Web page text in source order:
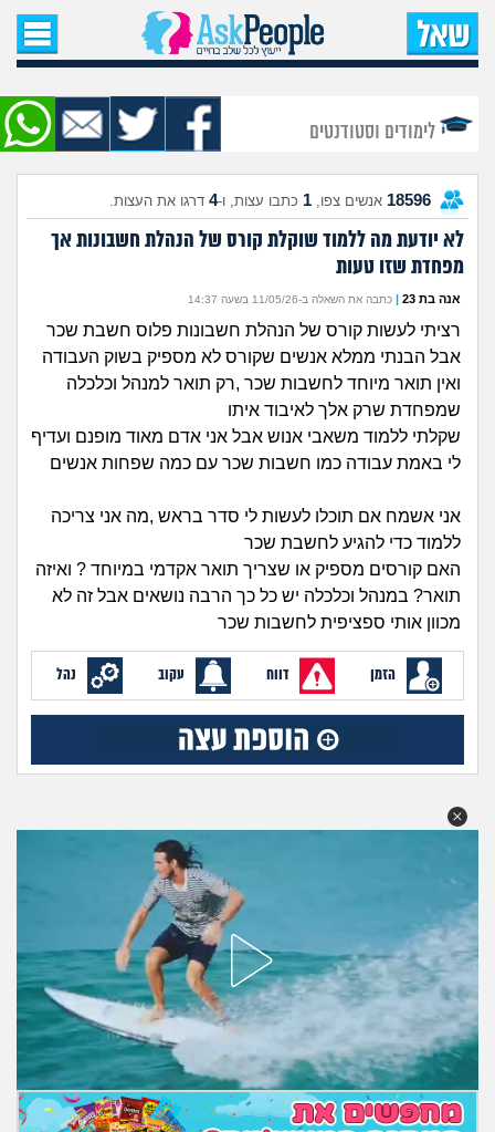
עמוד הבית
שאל שאלה
שאלות חדשות
שאלות שעוררו עניין
מה קורה כאן?
מתחם הטיפים
מדורים
הורות ומשפחה
מתבגרים
מהבקו"ם... ועד מתי?!
לימודים וסטודנטים
עבודה וקריירה
חברים ואנשים
בית, שכנים ושותפים
מה שעובר עליי
שומרים על הגוף
פיננסי וכלכלה
התחברות
לימודים וסטודנטים
18596 אנשים צפו, 1 כתבו עצות, ו-4 דרגו את העצות.
לא יודעת מה ללמוד שוקלת קורס של הנהלת חשבונות אך
מפחדת שזו טעות
אנה בת 23 | כתבה את השאלה ב-11/05/26 בשעה 14:37
רציתי לעשות קורס של הנהלת חשבונות פלוס חשבת שכר
אבל הבנתי ממלא אנשים שקורס לא מספיק בשוק העבודה
ואין תואר מיוחד לחשבות שכר ,רק תואר למנהל וכלכלה
שמפחדת שרק אלך לאיבוד איתו
שקלתי ללמוד משאבי אנוש אבל אני אדם מאוד מופנם ועדיף
לי באמת עבודה כמו חשבות שכר עם כמה שפחות אנשים
אני אשמח אם תוכלו לעשות לי סדר בראש ,מה אני צריכה
ללמוד כדי להגיע לחשבת שכר
האם קורסים מספיק או שצריך תואר אקדמי במיוחד ? ואיזה
תואר? במנהל וכלכלה יש כל כך הרבה נושאים אבל זה לא
מכוון אותי ספציפית לחשבות שכר
הזמן דווח עקוב נהל